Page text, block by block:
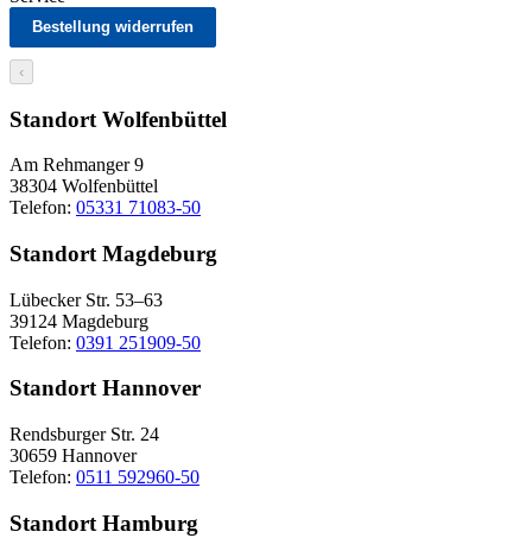
Bestellung widerrufen
‹
Standort Wolfenbüttel
Am Rehmanger 9
38304 Wolfenbüttel
Telefon: 05331 71083-50
Standort Magdeburg
Lübecker Str. 53–63
39124 Magdeburg
Telefon: 0391 251909-50
Standort Hannover
Rendsburger Str. 24
30659 Hannover
Telefon: 0511 592960-50
Standort Hamburg